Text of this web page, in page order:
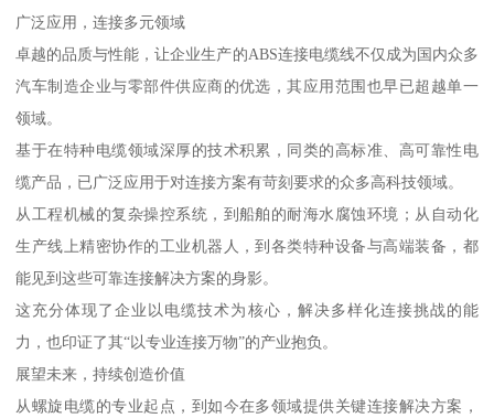
广泛应用，连接多元领域
卓越的品质与性能，让企业生产的ABS连接电缆线不仅成为国内众多
汽车制造企业与零部件供应商的优选，其应用范围也早已超越单一
领域。
基于在特种电缆领域深厚的技术积累，同类的高标准、高可靠性电
缆产品，已广泛应用于对连接方案有苛刻要求的众多高科技领域。
从工程机械的复杂操控系统，到船舶的耐海水腐蚀环境；从自动化
生产线上精密协作的工业机器人，到各类特种设备与高端装备，都
能见到这些可靠连接解决方案的身影。
这充分体现了企业以电缆技术为核心，解决多样化连接挑战的能
力，也印证了其“以专业连接万物”的产业抱负。
展望未来，持续创造价值
从螺旋电缆的专业起点，到如今在多领域提供关键连接解决方案，